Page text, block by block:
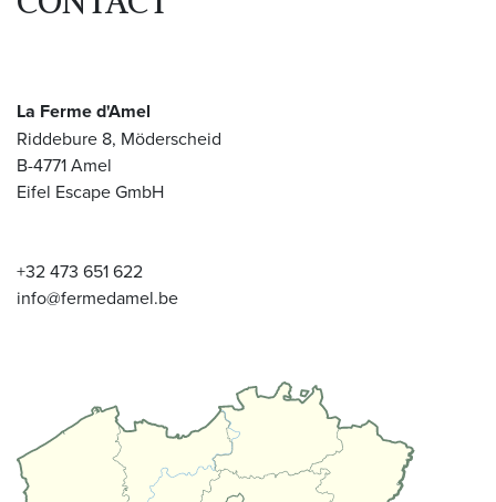
La Ferme d'Amel
Riddebure 8, Möderscheid
B-4771 Amel
Eifel Escape GmbH
+32 473 651 622
info@fermedamel.be